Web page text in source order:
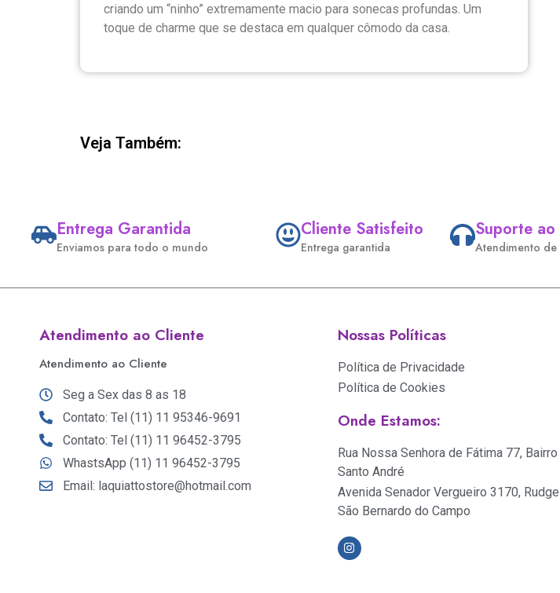
criando um “ninho” extremamente macio para sonecas profundas. Um
toque de charme que se destaca em qualquer cômodo da casa.
Veja Também:
Entrega Garantida
Enviamos para todo o mundo
Cliente Satisfeito
Entrega garantida
Suporte
Atendimento de
Atendimento ao Cliente
Atendimento ao Cliente
Seg a Sex das 8 as 18
Contato: Tel (11) 11 95346-9691
Contato: Tel (11) 11 96452-3795
WhastsApp (11) 11 96452-3795
Email: laquiattostore@hotmail.com
Nossas Políticas
Política de Privacidade
Política de Cookies
Onde Estamos:
Rua Nossa Senhora de Fátima 77,
Santo André
Avenida Senador Vergueiro 3170,
São Bernardo do Campo